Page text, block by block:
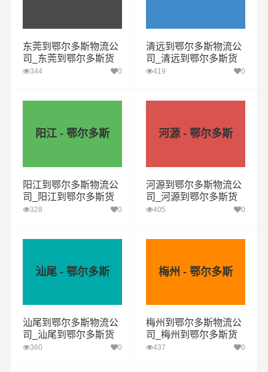
东莞到鄂尔多斯物流公
司_东莞到鄂尔多斯货
运专线
344 0
清远到鄂尔多斯物流公
司_清远到鄂尔多斯货
运专线
419 0
阳江 - 鄂尔多斯
阳江到鄂尔多斯物流公
司_阳江到鄂尔多斯货
运专线
328 0
河源 - 鄂尔多斯
河源到鄂尔多斯物流公
司_河源到鄂尔多斯货
运专线
405 0
汕尾 - 鄂尔多斯
汕尾到鄂尔多斯物流公
司_汕尾到鄂尔多斯货
运专线
360 0
梅州 - 鄂尔多斯
梅州到鄂尔多斯物流公
司_梅州到鄂尔多斯货
运专线
437 0